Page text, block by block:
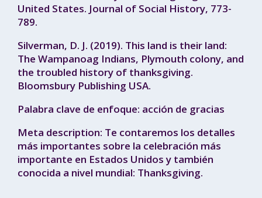
United States. Journal of Social History, 773-
789.
Silverman, D. J. (2019). This land is their land:
The Wampanoag Indians, Plymouth colony, and
the troubled history of thanksgiving.
Bloomsbury Publishing USA.
Palabra clave de enfoque: acción de gracias
Meta description: Te contaremos los detalles
más importantes sobre la celebración más
importante en Estados Unidos y también
conocida a nivel mundial: Thanksgiving.